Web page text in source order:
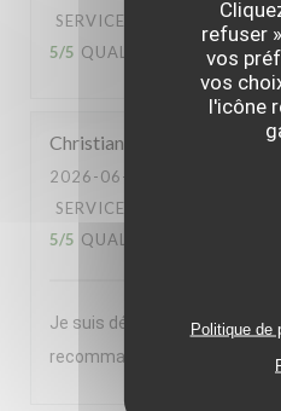
refuser
vos
vos
l'icône
Politique de
SERVICE
AMBIANCE:
5/5 QUALITÉ / PRIX: 5/5
Christian
2026-06-23
- 20:00 -
SERVICE
5/5 QUALITÉ / PRIX
Je suis déjà venu 5 à 6 fois
recommande à des amis